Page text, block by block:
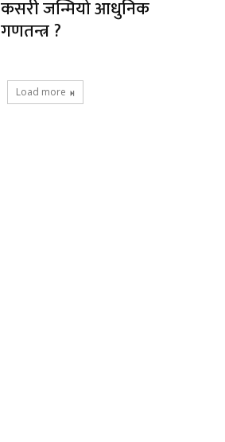
कसरी जन्मियो आधुनिक
गणतन्त्र ?
Load more